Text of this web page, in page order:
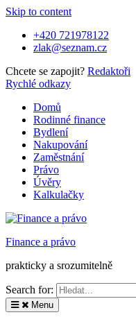
Skip to content
+420 721978122
zlak@seznam.cz
Chcete se zapojit? Redaktoři
Rychlé odkazy
Domů
Rodinné finance
Bydlení
Nakupování
Zaměstnání
Právo
Úvěry
Kalkulačky
Finance a právo
prakticky a srozumitelně
Search for:
Menu